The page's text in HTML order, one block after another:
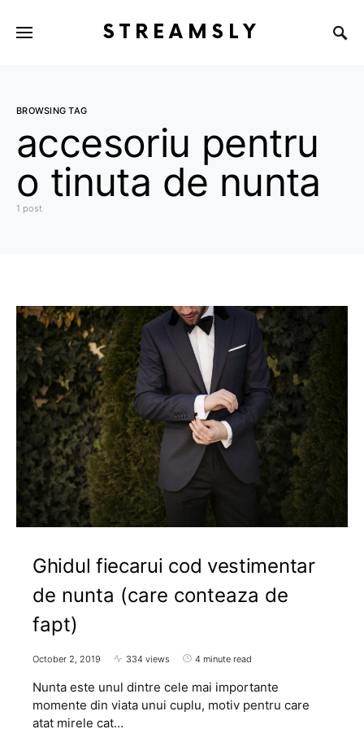
STREAMSLY
BROWSING TAG
accesoriu pentru
o tinuta de nunta
1 post
Ghidul fiecarui cod vestimentar
de nunta (care conteaza de
fapt)
October 2, 2019 334 views 4 minute read
Nunta este unul dintre cele mai importante
momente din viata unui cuplu, motiv pentru care
atat mirele cat…